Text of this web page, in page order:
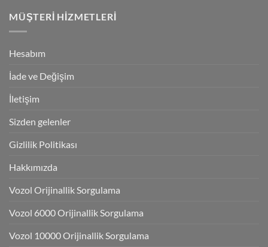
MÜŞTERI HIZMETLERI
Hesabım
İade ve Değişim
İletişim
Sizden gelenler
Gizlilik Politikası
Hakkımızda
Vozol Orijinallik Sorgulama
Vozol 6000 Orijinallik Sorgulama
Vozol 10000 Orijinallik Sorgulama